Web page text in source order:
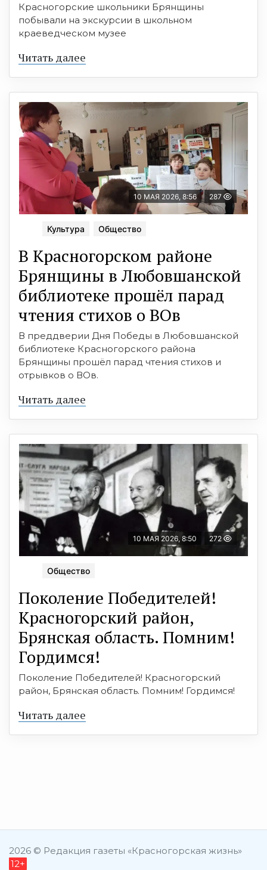
Красногорские школьники Брянщины
побывали на экскурсии в школьном
краеведческом музее
Читать далее
10 МАЯ 2026, 8:56 287
Культура Общество
В Красногорском районе
Брянщины в Любовшанской
библиотеке прошёл парад
чтения стихов о ВОв
В преддверии Дня Победы в Любовшанской
библиотеке Красногорского района
Брянщины прошёл парад чтения стихов и
отрывков о ВОв.
Читать далее
10 МАЯ 2026, 8:50 272
Общество
Поколение Победителей!
Красногорский район,
Брянская область. Помним!
Гордимся!
Поколение Победителей! Красногорский
район, Брянская область. Помним! Гордимся!
Читать далее
2026 © Редакция газеты «Красногорская жизнь»
12+